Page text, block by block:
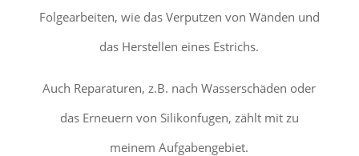
Folgearbeiten, wie das Verputzen von Wänden und
das Herstellen eines Estrichs.
Auch Reparaturen, z.B. nach Wasserschäden oder
das Erneuern von Silikonfugen, zählt mit zu
meinem Aufgabengebiet.